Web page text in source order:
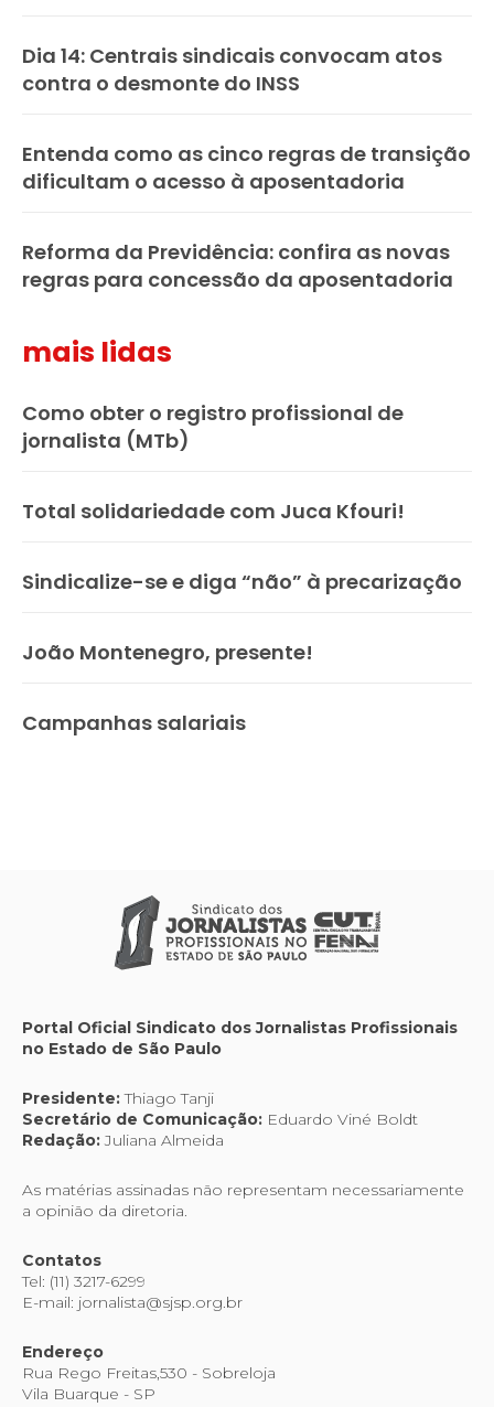
Dia 14: Centrais sindicais convocam atos
contra o desmonte do INSS
Entenda como as cinco regras de transição
dificultam o acesso à aposentadoria
Reforma da Previdência: confira as novas
regras para concessão da aposentadoria
mais lidas
Como obter o registro profissional de
jornalista (MTb)
Total solidariedade com Juca Kfouri!
Sindicalize-se e diga “não” à precarização
João Montenegro, presente!
Campanhas salariais
Portal Oficial Sindicato dos Jornalistas Profissionais
no Estado de São Paulo
Presidente:Thiago Tanji
Secretário de Comunicação: Eduardo Viné Boldt
Redação:Juliana Almeida
As matérias assinadas não representam necessariamente
a opinião da diretoria.
Contatos
Tel: (11) 3217-6299
E-mail: jornalista@sjsp.org.br
Endereço
Rua Rego Freitas,530 - Sobreloja
Vila Buarque - SP